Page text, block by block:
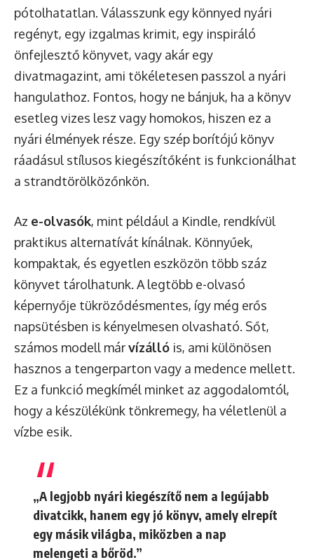
pótolhatatlan. Válasszunk egy könnyed nyári
regényt, egy izgalmas krimit, egy inspiráló
önfejlesztő könyvet, vagy akár egy
divatmagazint, ami tökéletesen passzol a nyári
hangulathoz. Fontos, hogy ne bánjuk, ha a könyv
esetleg vizes lesz vagy homokos, hiszen ez a
nyári élmények része. Egy szép borítójú könyv
ráadásul stílusos kiegészítőként is funkcionálhat
a strandtörölközőnkön.
Az e-olvasók, mint például a Kindle, rendkívül
praktikus alternatívát kínálnak. Könnyűek,
kompaktak, és egyetlen eszközön több száz
könyvet tárolhatunk. A legtöbb e-olvasó
képernyője tükröződésmentes, így még erős
napsütésben is kényelmesen olvasható. Sőt,
számos modell márvízálló is, ami különösen
hasznos a tengerparton vagy a medence mellett.
Ez a funkció megkímél minket az aggodalomtól,
hogy a készülékünk tönkremegy, ha véletlenül a
vízbe esik.
„A legjobb nyári kiegészítő nem a legújabb
divatcikk, hanem egy jó könyv, amely elrepít
egy másik világba, miközben a nap
melengeti a bőröd.”